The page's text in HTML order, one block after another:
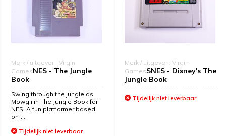
Merk / uitgever : Virgin
GamesNES - The Jungle
Book
Swing through the jungle as
Mowgli in The Jungle Book for
NES! A fun platformer based
on t...
Tijdelijk niet leverbaar
Merk / uitgever : Virgin
GamesSNES - Disney's The
Jungle Book
Tijdelijk niet leverbaar